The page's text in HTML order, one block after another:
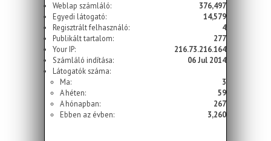
Weblap számláló:
376,497
Egyedi látogató:
14,579
Regisztrált felhasználó:
4
Publikált tartalom:
277
Your IP:
216.73.216.164
Számláló indítása:
06 Jul 2014
Látogatók száma:
Ma:
3
A héten:
59
A hónapban:
267
Ebben az évben:
3,260